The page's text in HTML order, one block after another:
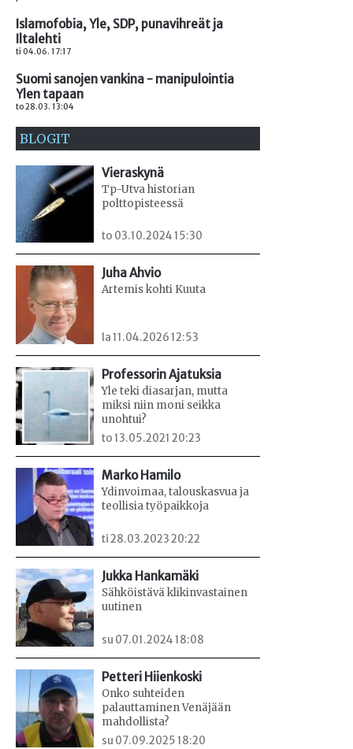
Islamofobia, Yle, SDP, punavihreät ja
Iltalehti
ti 04.06. 17:17
Suomi sanojen vankina - manipulointia
Ylen tapaan
to 28.03. 13:04
BLOGIT
Vieraskynä
Tp-Utva historian
polttopisteessä
to 03.10.2024 15:30
Juha Ahvio
Artemis kohti Kuuta
la 11.04.2026 12:53
Professorin Ajatuksia
Yle teki diasarjan, mutta
miksi niin moni seikka
unohtui?
to 13.05.2021 20:23
Marko Hamilo
Ydinvoimaa, talouskasvua ja
teollisia työpaikkoja
ti 28.03.2023 20:22
Jukka Hankamäki
Sähköistävä klikinvastainen
uutinen
su 07.01.2024 18:08
Petteri Hiienkoski
Onko suhteiden
palauttaminen Venäjään
mahdollista?
su 07.09.2025 18:20